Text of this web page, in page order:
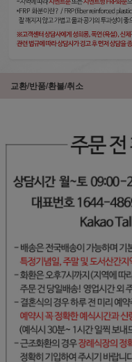
교환/반품/환불/취소